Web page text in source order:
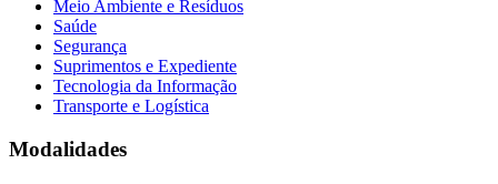
Meio Ambiente e Resíduos
Saúde
Segurança
Suprimentos e Expediente
Tecnologia da Informação
Transporte e Logística
Modalidades